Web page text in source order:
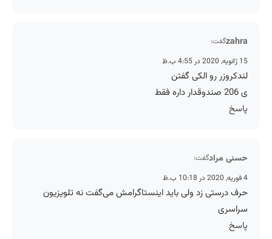
zahraگفت:
15 ژانویه, 2020 در 4:55 ب.ظ
لندکروزر رو الکی گفتن
ی 206 صندوقدار داره فقط
پاسخ
حسنی مرادگفت:
4 فوریه, 2020 در 10:18 ب.ظ
حرف درستی زد ولی باید اینستاگرامش می‌گفت نه تلویزیون
سراسری
پاسخ